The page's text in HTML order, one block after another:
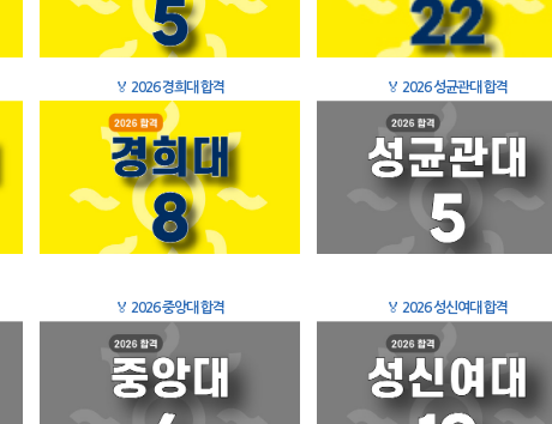
🏅 2026 경희대 합격 🏅 2026 성균관대 합격
🏅 2026 중앙대 합격 🏅 2026 성신여대 합격